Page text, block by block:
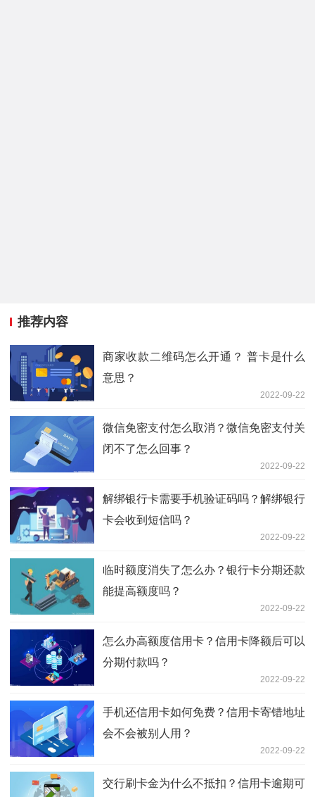
推荐内容
商家收款二维码怎么开通？ 普卡是什么
意思？
2022-09-22
微信免密支付怎么取消？微信免密支付关
闭不了怎么回事？
2022-09-22
解绑银行卡需要手机验证码吗？解绑银行
卡会收到短信吗？
2022-09-22
临时额度消失了怎么办？银行卡分期还款
能提高额度吗？
2022-09-22
怎么办高额度信用卡？信用卡降额后可以
分期付款吗？
2022-09-22
手机还信用卡如何免费？信用卡寄错地址
会不会被别人用？
2022-09-22
交行刷卡金为什么不抵扣？信用卡逾期可